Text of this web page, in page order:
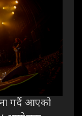
गर्दै आएको